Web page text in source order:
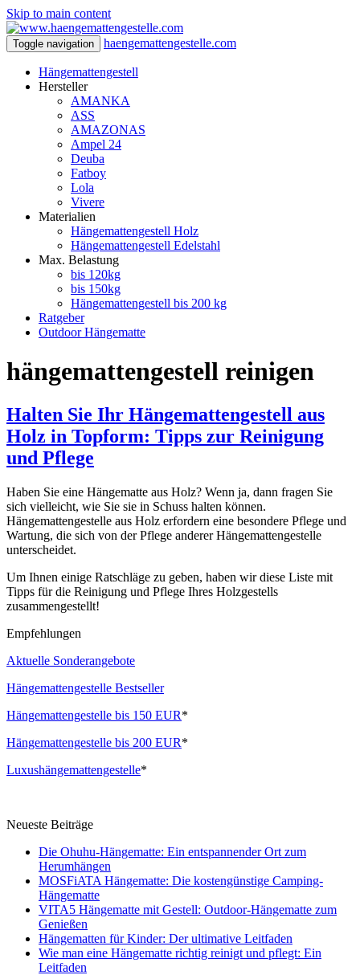
Skip to main content
Toggle navigation haengemattengestelle.com
Hängemattengestell
Hersteller
AMANKA
ASS
AMAZONAS
Ampel 24
Deuba
Fatboy
Lola
Vivere
Materialien
Hängemattengestell Holz
Hängemattengestell Edelstahl
Max. Belastung
bis 120kg
bis 150kg
Hängemattengestell bis 200 kg
Ratgeber
Outdoor Hängematte
hängemattengestell reinigen
Halten Sie Ihr Hängemattengestell aus
Holz in Topform: Tipps zur Reinigung
und Pflege
Haben Sie eine Hängematte aus Holz? Wenn ja, dann fragen Sie
sich vielleicht, wie Sie sie in Schuss halten können.
Hängemattengestelle aus Holz erfordern eine besondere Pflege und
Wartung, die sich von der Pflege anderer Hängemattengestelle
unterscheidet.
Um Ihnen einige Ratschläge zu geben, haben wir diese Liste mit
Tipps für die Reinigung und Pflege Ihres Holzgestells
zusammengestellt!
Empfehlungen
Aktuelle Sonderangebote
Hängemattengestelle Bestseller
Hängemattengestelle bis 150 EUR*
Hängemattengestelle bis 200 EUR*
Luxushängemattengestelle*
Neueste Beiträge
Die Ohuhu-Hängematte: Ein entspannender Ort zum
Herumhängen
MOSFiATA Hängematte: Die kostengünstige Camping-
Hängematte
VITA5 Hängematte mit Gestell: Outdoor-Hängematte zum
Genießen
Hängematten für Kinder: Der ultimative Leitfaden
Wie man eine Hängematte richtig reinigt und pflegt: Ein
Leitfaden